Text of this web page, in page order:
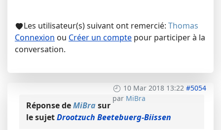
Les utilisateur(s) suivant ont remercié: Thomas
Connexion ou Créer un compte pour participer à la
conversation.
10 Mar 2018 13:22 #5054
par MiBra
Réponse deMiBra sur
le sujetDrootzuch Beetebuerg-Biissen